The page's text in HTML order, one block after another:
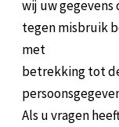
wij uw gegevens
tegen misbruik
met
betrekking tot
Als u vragen